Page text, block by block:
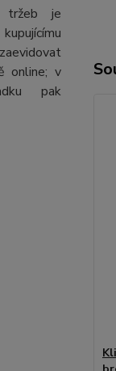
tržeb je
online; v
pak